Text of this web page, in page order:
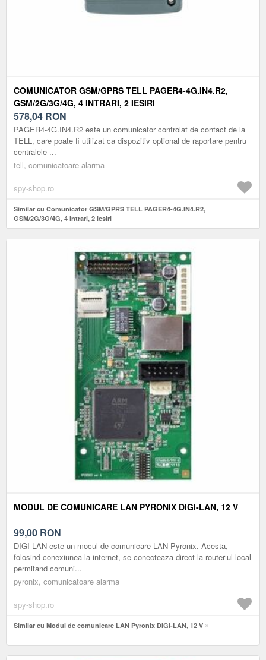
COMUNICATOR GSM/GPRS TELL PAGER4-4G.IN4.R2,
GSM/2G/3G/4G, 4 INTRARI, 2 IESIRI
578,04 RON
PAGER4-4G.IN4.R2 este un comunicator controlat de contact de la
TELL, care poate fi utilizat ca dispozitiv optional de raportare pentru
centralele ...
tell, comunicatoare alarma
spy-shop.ro
Similar cu Comunicator GSM/GPRS TELL PAGER4-4G.IN4.R2,
GSM/2G/3G/4G, 4 intrari, 2 iesiri
MODUL DE COMUNICARE LAN PYRONIX DIGI-LAN, 12 V
99,00 RON
DIGI-LAN este un mocul de comunicare LAN Pyronix. Acesta,
folosind conexiunea la internet, se conecteaza direct la router-ul local
permitand comuni...
pyronix, comunicatoare alarma
spy-shop.ro
Similar cu Modul de comunicare LAN Pyronix DIGI-LAN, 12 V